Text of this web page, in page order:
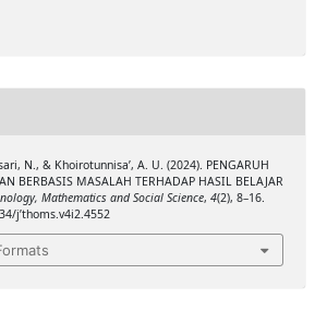
N., & Khoirotunnisa’, A. U. (2024). PENGARUH
BERBASIS MASALAH TERHADAP HASIL BELAJAR
Mathematics and Social Science, 4(2), 8–16.
j’thoms.v4i2.4552